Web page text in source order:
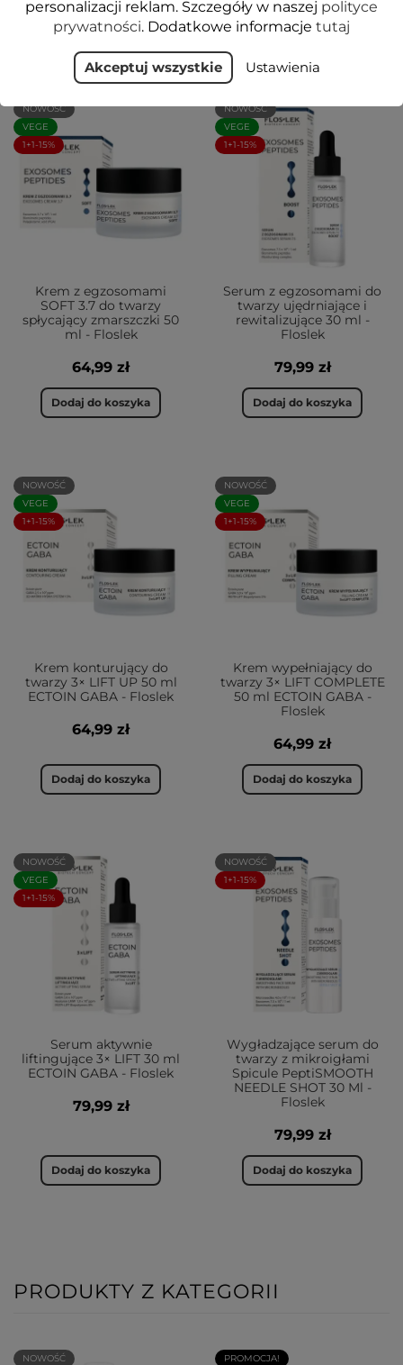
ZOBACZ TAKŻE
NOWOŚĆ
VEGE
1+1-15%
Krem z egzosomami
SOFT 3.7 do twarzy
spłycający zmarszczki 50
ml - Floslek
64,99 zł
Dodaj do koszyka
NOWOŚĆ
VEGE
1+1-15%
Serum z egzosomami do
twarzy ujędrniające i
rewitalizujące 30 ml -
Floslek
79,99 zł
Dodaj do koszyka
NOWOŚĆ
VEGE
1+1-15%
Krem konturujący do
twarzy 3× LIFT UP 50 ml
ECTOIN GABA - Floslek
64,99 zł
Dodaj do koszyka
NOWOŚĆ
VEGE
1+1-15%
Krem wypełniający do
twarzy 3× LIFT COMPLETE
50 ml ECTOIN GABA -
Floslek
64,99 zł
Dodaj do koszyka
NOWOŚĆ
VEGE
1+1-15%
Serum aktywnie
liftingujące 3× LIFT 30 ml
ECTOIN GABA - Floslek
79,99 zł
Dodaj do koszyka
NOWOŚĆ
1+1-15%
Wygładzające serum do
twarzy z mikroigłami
Spicule PeptiSMOOTH
NEEDLE SHOT 30 Ml -
Floslek
79,99 zł
Dodaj do koszyka
PRODUKTY Z KATEGORII
NOWOŚĆ
PROMOCJA!
personalizacji reklam. Szczegóły w naszej polityce
prywatności. Dodatkowe informacje tutaj
Akceptuj wszystkie Ustawienia